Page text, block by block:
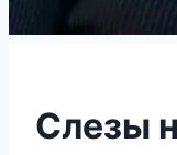
Слезы